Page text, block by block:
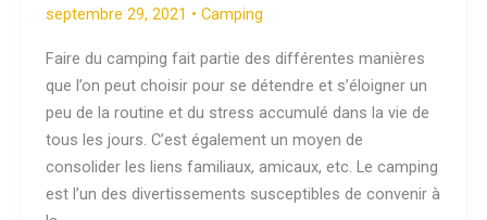
septembre 29, 2021 • Camping
Faire du camping fait partie des différentes manières
que l’on peut choisir pour se détendre et s’éloigner un
peu de la routine et du stress accumulé dans la vie de
tous les jours. C’est également un moyen de
consolider les liens familiaux, amicaux, etc. Le camping
est l’un des divertissements susceptibles de convenir à